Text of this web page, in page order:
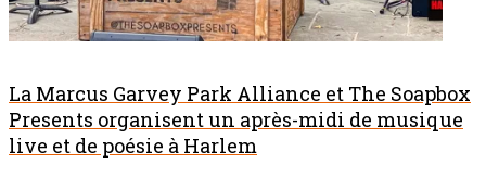
La Marcus Garvey Park Alliance et The Soapbox
Presents organisent un après-midi de musique
live et de poésie à Harlem